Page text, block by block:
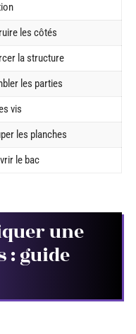
les côtés
la structure
les parties
vis
les planches
le bac
une
: guide